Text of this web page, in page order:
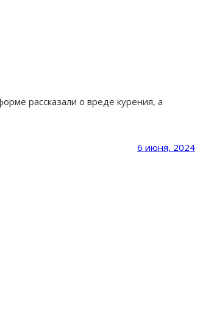
рассказали о вреде курения, а
6 июня, 2024